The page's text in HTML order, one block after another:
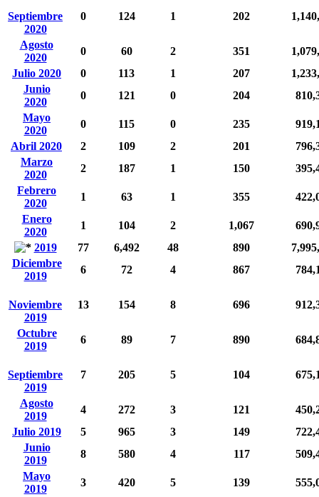
Septiembre
2020
0 124 1 202
Agosto
2020
0 60 2 351
Julio 2020
0 113 1 207
Junio
2020
0 121 0 204
Mayo
2020
0 115 0 235
Abril 2020
2 109 2 201
Marzo
2020
2 187 1 150
Febrero
2020
1 63 1 355
Enero
2020
1 104 2 1,067
2019
77 6,492 48 890
Diciembre
2019
6 72 4 867
Noviembre
2019
13 154 8 696
Octubre
2019
6 89 7 890
Septiembre
2019
7 205 5 104
Agosto
2019
4 272 3 121
Julio 2019
5 965 3 149
Junio
2019
8 580 4 117
Mayo
2019
3 420 5 139